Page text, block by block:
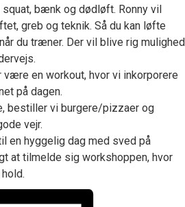
bænk og dødløft. Ronny vil
greb og teknik. Så du kan løfte
du træner. Der vil blive rig mulighed
en workout, hvor vi inkorporere
på dagen.
bestiller vi burgere/pizzaer og
vejr.
en hyggelig dag med sved på
at tilmelde sig workshoppen, hvor